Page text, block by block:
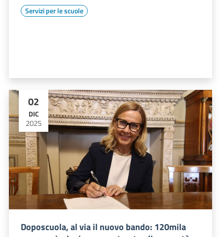
Servizi per le scuole
02
DIC
2025
Doposcuola, al via il nuovo bando: 120mila